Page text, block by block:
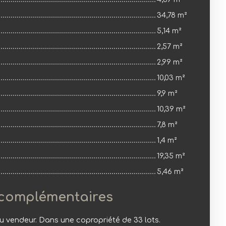
34,78 m²
5,14 m²
2,57 m²
2,99 m²
10,03 m²
9,9 m²
10,39 m²
7,8 m²
1,4 m²
19,35 m²
5,46 m²
vendeur. Dans une copropriété de 33 lots.